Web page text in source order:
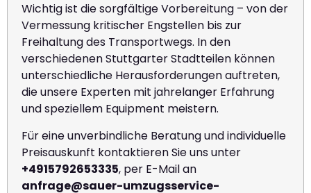
Wichtig ist die sorgfältige Vorbereitung – von der
Vermessung kritischer Engstellen bis zur
Freihaltung des Transportwegs. In den
verschiedenen Stuttgarter Stadtteilen können
unterschiedliche Herausforderungen auftreten,
die unsere Experten mit jahrelanger Erfahrung
und speziellem Equipment meistern.
Für eine unverbindliche Beratung und individuelle
Preisauskunft kontaktieren Sie uns unter
+4915792653335, per E-Mail an
anfrage@sauer-umzugsservice-